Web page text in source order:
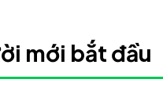
mới bắt đầu